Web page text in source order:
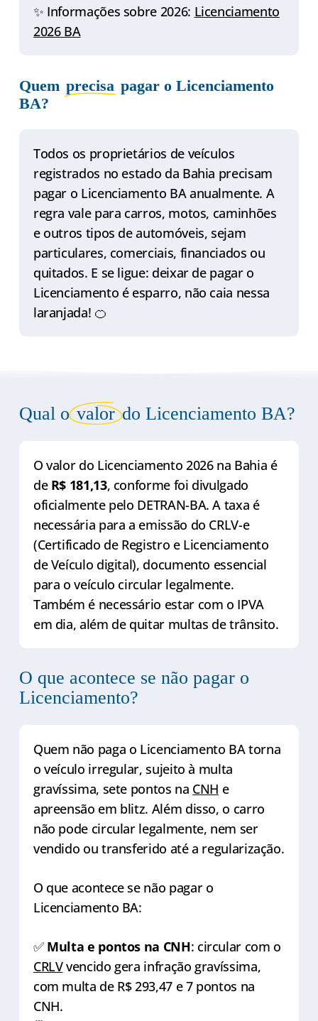
✨ Informações sobre 2026: Licenciamento
2026 BA
Quem precisa pagar o Licenciamento
BA?
Todos os proprietários de veículos
registrados no estado da Bahia precisam
pagar o Licenciamento BA anualmente. A
regra vale para carros, motos, caminhões
e outros tipos de automóveis, sejam
particulares, comerciais, financiados ou
quitados. E se ligue: deixar de pagar o
Licenciamento é esparro, não caia nessa
laranjada! 🍊
Qual ovalordo Licenciamento BA?
O valor do Licenciamento 2026 na Bahia é
de R$ 181,13, conforme foi divulgado
oficialmente pelo DETRAN-BA. A taxa é
necessária para a emissão do CRLV-e
(Certificado de Registro e Licenciamento
de Veículo digital), documento essencial
para o veículo circular legalmente.
Também é necessário estar com o IPVA
em dia, além de quitar multas de trânsito.
O que acontece se não pagar o
Licenciamento?
Quem não paga o Licenciamento BA torna
o veículo irregular, sujeito à multa
gravíssima, sete pontos na CNH e
apreensão em blitz. Além disso, o carro
não pode circular legalmente, nem ser
vendido ou transferido até a regularização.
O que acontece se não pagar o
Licenciamento BA:
✅ Multa e pontos na CNH: circular com o
CRLVvencido gera infração gravíssima,
com multa de R$ 293,47 e 7 pontos na
CNH.